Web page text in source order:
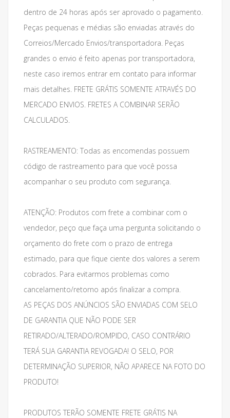
dentro de 24 horas após ser aprovado o pagamento.
Peças pequenas e médias são enviadas através do
Correios/Mercado Envios/transportadora. Peças
grandes o envio é feito apenas por transportadora,
neste caso iremos entrar em contato para informar
mais detalhes. FRETE GRÁTIS SOMENTE ATRAVÉS DO
MERCADO ENVIOS. FRETES A COMBINAR SERÃO
CALCULADOS.
RASTREAMENTO: Todas as encomendas possuem
código de rastreamento para que você possa
acompanhar o seu produto com segurança.
ATENÇÃO: Produtos com frete a combinar com o
vendedor, peço que faça uma pergunta solicitando o
orçamento do frete com o prazo de entrega
estimado, para que fique ciente dos valores a serem
cobrados. Para evitarmos problemas como
cancelamento/retorno após finalizar a compra.
AS PEÇAS DOS ANÚNCIOS SÃO ENVIADAS COM SELO
DE GARANTIA QUE NÃO PODE SER
RETIRADO/ALTERADO/ROMPIDO, CASO CONTRÁRIO
TERÁ SUA GARANTIA REVOGADA! O SELO, POR
DETERMINAÇÃO SUPERIOR, NÃO APARECE NA FOTO DO
PRODUTO!
PRODUTOS TERÃO SOMENTE FRETE GRÁTIS NA